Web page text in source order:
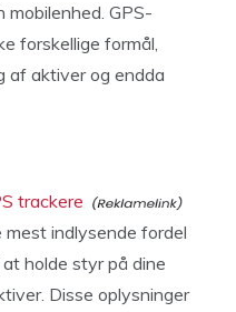
mobilenhed. GPS-
forskellige formål,
af aktiver og endda
trackere
mest indlysende fordel
holde styr på dine
Disse oplysninger